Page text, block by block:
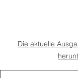
Die aktuelle